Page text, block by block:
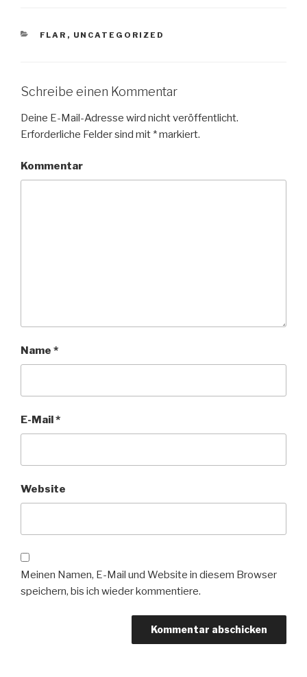
KATEGORIEN
FLAR , UNCATEGORIZED
Schreibe einen Kommentar
Deine E-Mail-Adresse wird nicht veröffentlicht.
Erforderliche Felder sind mit *markiert.
Kommentar
Name *
E-Mail *
Website
Meinen Namen, E-Mail und Website in diesem Browser
speichern, bis ich wieder kommentiere.